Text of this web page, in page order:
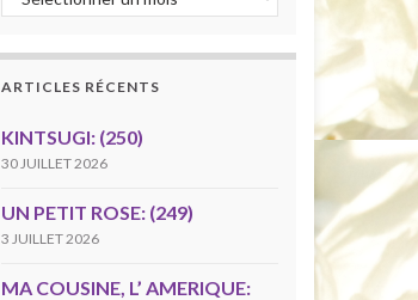
ARTICLES RÉCENTS
KINTSUGI: (250)
30 JUILLET 2026
UN PETIT ROSE: (249)
3 JUILLET 2026
MA COUSINE, L’ AMERIQUE: